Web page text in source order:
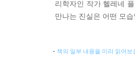
리학자인 작가 헬레네
만나는 진실은 어떤 모습
책의 일부 내용을 미리 읽어보